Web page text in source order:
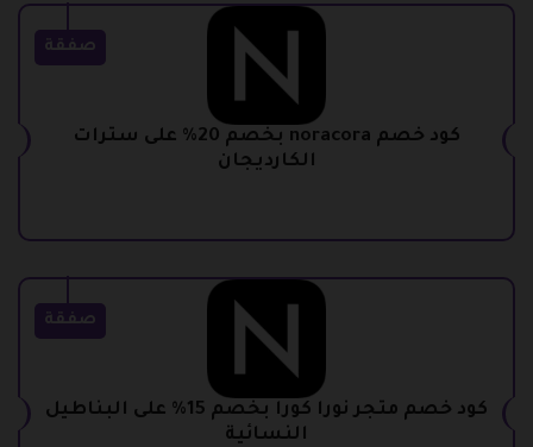
صفقة
كود خصم noracora بخصم 20% على سترات
الكارديجان
صفقة
كود خصم متجر نورا كورا بخصم 15% على البناطيل
النسائية